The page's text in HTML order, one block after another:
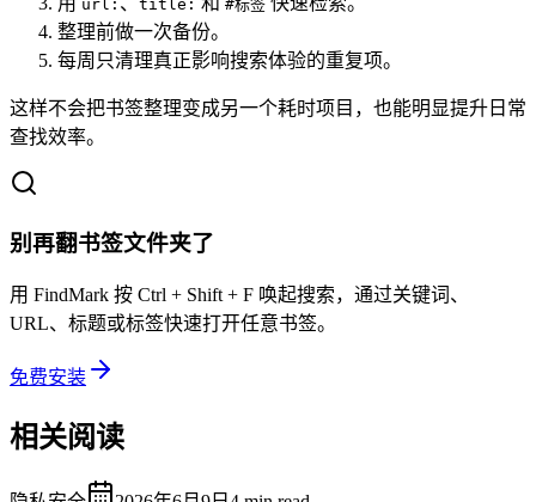
url: title: #标签
整理前做一次备份。
每周只清理真正影响搜索体验的重复项。
这样不会把书签整理变成另一个耗时项目，也能明显提升日常
查找效率。
别再翻书签文件夹了
用 FindMark 按 Ctrl + Shift + F 唤起搜索，通过关键词、
URL、标题或标签快速打开任意书签。
免费安装
相关阅读